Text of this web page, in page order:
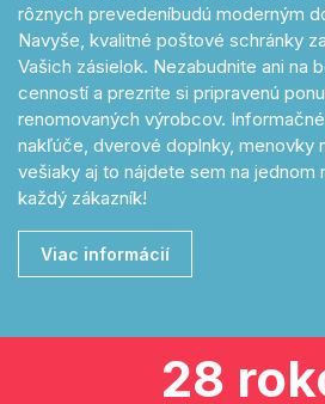
rôznych prevedeníbudú moderným
Navyše, kvalitné poštové schránky
Vašich zásielok. Nezabudnite ani na
cenností a prezrite si pripravenú
renomovaných výrobcov.
nakľúče, dverové doplnky, menovky
vešiaky aj to nájdete sem na jednom
každý zákazník!
Viac informácií
28